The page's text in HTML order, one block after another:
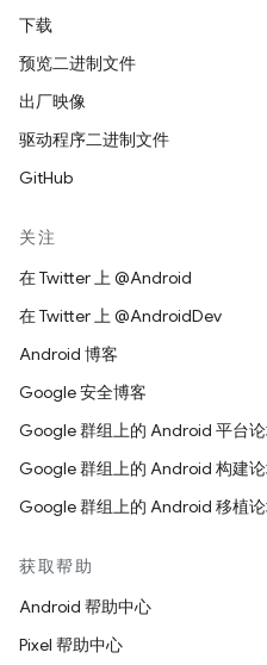
下载
预览二进制文件
出厂映像
驱动程序二进制文件
GitHub
关注
在 Twitter 上 @Android
在 Twitter 上 @AndroidDev
Android 博客
Google 安全博客
Google 群组上的 Android 平台
Google 群组上的 Android 构建
Google 群组上的 Android 移植
获取帮助
Android 帮助中心
Pixel 帮助中心